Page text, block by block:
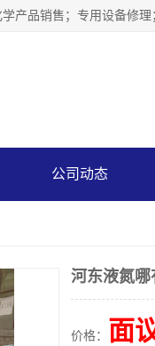
公司动态
河东液氮
价格： 面